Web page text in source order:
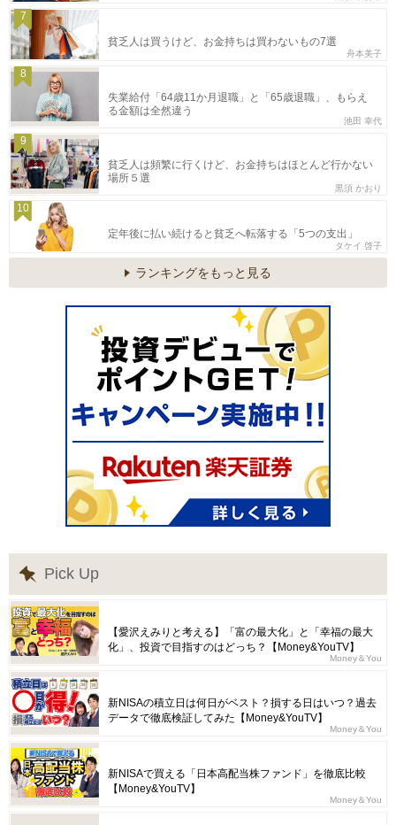
7
貧乏人は買うけど、お金持ちは買わないもの7選
舟本美子
8
失業給付「64歳11か月退職」と「65歳退職」、もらえ
る金額は全然違う
池田 幸代
9
貧乏人は頻繁に行くけど、お金持ちはほとんど行かない
場所５選
黒須 かおり
10
定年後に払い続けると貧乏へ転落する「5つの支出」
タケイ 啓子
ランキングをもっと見る
Pick Up
【愛沢えみりと考える】「富の最大化」と「幸福の最大
化」、投資で目指すのはどっち？【Money&YouTV】
Money＆You
新NISAの積立日は何日がベスト？損する日はいつ？過去
データで徹底検証してみた【Money&YouTV】
Money＆You
新NISAで買える「日本高配当株ファンド」を徹底比較
【Money&YouTV】
Money＆You